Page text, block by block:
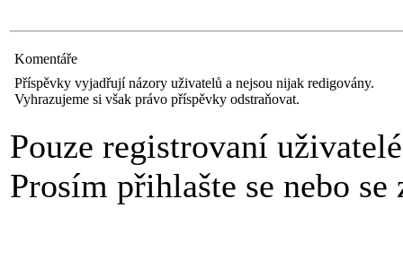
Komentáře
Příspěvky vyjadřují názory uživatelů a nejsou nijak redigovány.
Vyhrazujeme si však právo příspěvky odstraňovat.
Pouze registrovaní
Prosím přihlašte se nebo